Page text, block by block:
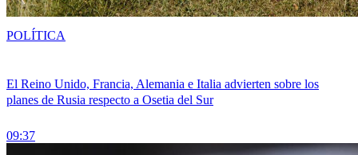
El Reino Unido, Francia, Alemania e Italia advierten sobre los
planes de Rusia respecto a Osetia del Sur
09:37
POLÍTICA